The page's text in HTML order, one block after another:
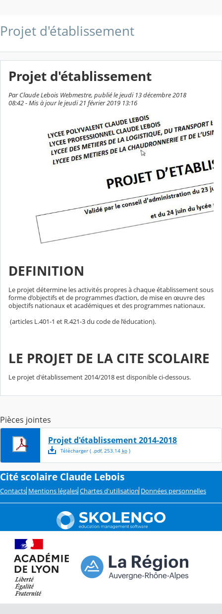
Projet d'établissement
Projet d'établissement
Par Claude Lebois Webmestre, publié le jeudi 13 décembre 2018
08:42 - Mis à jour le jeudi 21 février 2019 13:16
DEFINITION
Le projet détermine les activités propres à chaque établissement sous
forme d’objectifs et de programmes d’action, de mise en œuvre des
objectifs nationaux et académiques et des programmes nationaux.
(articles L.401-1 et R.421-3 du code de l’éducation).
LE PROJET DE LA CITE SCOLAIRE
Le projet d'établissement 2014/2018 est disponible ci-dessous.
Pièces jointes
Projet d'établissement 2014-2018
Télécharger( .pdf, 253.14 ko)
Cité scolaire Claude Lebois
Contacts Mentions légales Chartes d'utilisation Données personnelles